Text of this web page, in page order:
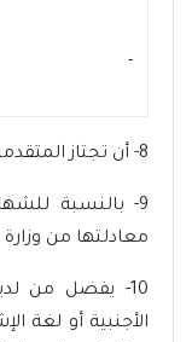
- ‏
8- أن تجتاز المتقدمة كافة إجراءات واختبارات القبول.
9- بالنسبة
معادلتها من
10- يفضل من
الأجنبية أو لغة